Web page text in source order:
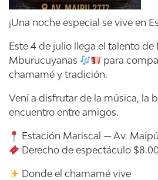
¡Una noche especial se vive en
Este 4 de julio llega el talento de
Mburucuyanas
para
chamamé y tradición.
Vení a disfrutar de la música, la
encuentro entre amigos.
Estación Mariscal — Av.
Derecho de espectáculo
Donde el chamamé vive